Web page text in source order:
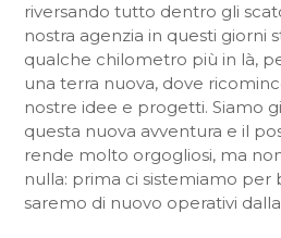
riversando tutto dentro gli
nostra agenzia in questi giorni
qualche chilometro più in là,
una terra nuova, dove
nostre idee e progetti. Siamo
questa nuova avventura e il
rende molto orgogliosi, ma
nulla: prima ci sistemiamo per
saremo di nuovo operativi